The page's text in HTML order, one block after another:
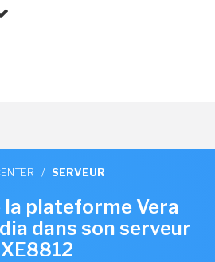
/ SERVEUR
la plateforme Vera
dans son serveur
XE8812